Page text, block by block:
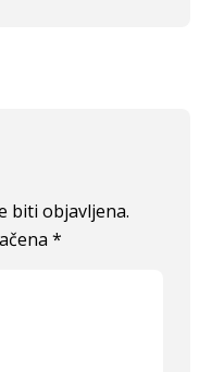
biti objavljena.
*